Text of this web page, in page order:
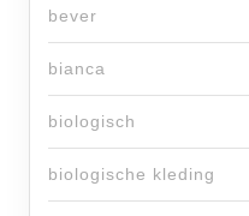
bever
bianca
biologisch
biologische kleding